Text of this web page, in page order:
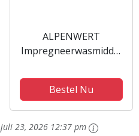
ALPENWERT
Impregneerwasmiddel
voor outdoorkleding,
functionele kleding,
skikleding, Gore-tex
en nog veel meer
Bestel Nu
juli 23, 2026 12:37 pm